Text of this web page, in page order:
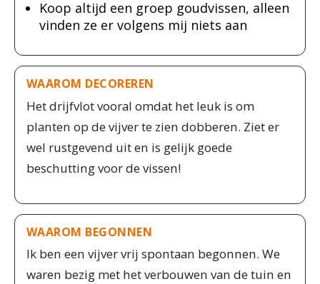
Koop altijd een groep goudvissen, alleen
vinden ze er volgens mij niets aan
WAAROM DECOREREN
Het drijfvlot vooral omdat het leuk is om
planten op de vijver te zien dobberen. Ziet er
wel rustgevend uit en is gelijk goede
beschutting voor de vissen!
WAAROM BEGONNEN
Ik ben een vijver vrij spontaan begonnen. We
waren bezig met het verbouwen van de tuin en